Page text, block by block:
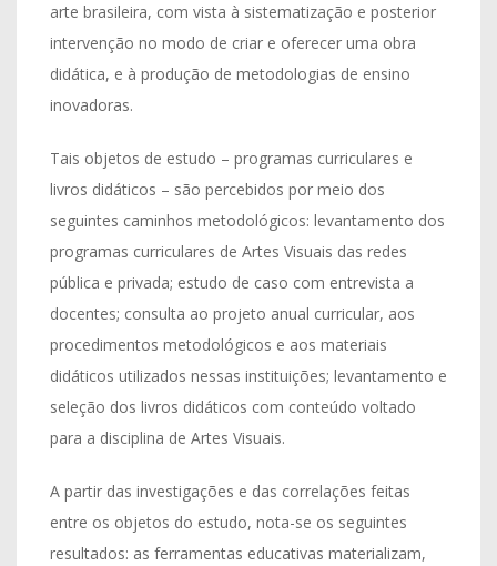
arte brasileira, com vista à sistematização e posterior
intervenção no modo de criar e oferecer uma obra
didática, e à produção de metodologias de ensino
inovadoras.
Tais objetos de estudo – programas curriculares e
livros didáticos – são percebidos por meio dos
seguintes caminhos metodológicos: levantamento dos
programas curriculares de Artes Visuais das redes
pública e privada; estudo de caso com entrevista a
docentes; consulta ao projeto anual curricular, aos
procedimentos metodológicos e aos materiais
didáticos utilizados nessas instituições; levantamento e
seleção dos livros didáticos com conteúdo voltado
para a disciplina de Artes Visuais.
A partir das investigações e das correlações feitas
entre os objetos do estudo, nota-se os seguintes
resultados: as ferramentas educativas materializam,